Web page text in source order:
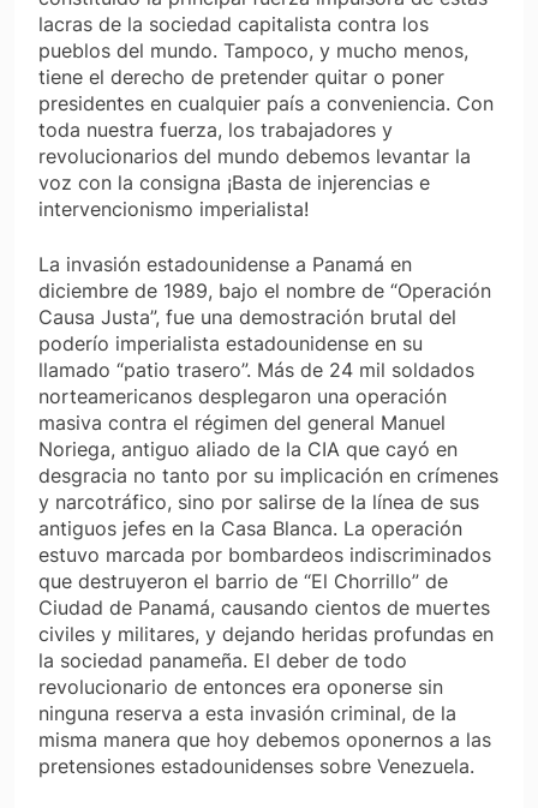
lacras de la sociedad capitalista contra los
pueblos del mundo. Tampoco, y mucho menos,
tiene el derecho de pretender quitar o poner
presidentes en cualquier país a conveniencia. Con
toda nuestra fuerza, los trabajadores y
revolucionarios del mundo debemos levantar la
voz con la consigna ¡Basta de injerencias e
intervencionismo imperialista!
La invasión estadounidense a Panamá en
diciembre de 1989, bajo el nombre de “Operación
Causa Justa”, fue una demostración brutal del
poderío imperialista estadounidense en su
llamado “patio trasero”. Más de 24 mil soldados
norteamericanos desplegaron una operación
masiva contra el régimen del general Manuel
Noriega, antiguo aliado de la CIA que cayó en
desgracia no tanto por su implicación en crímenes
y narcotráfico, sino por salirse de la línea de sus
antiguos jefes en la Casa Blanca. La operación
estuvo marcada por bombardeos indiscriminados
que destruyeron el barrio de “El Chorrillo” de
Ciudad de Panamá, causando cientos de muertes
civiles y militares, y dejando heridas profundas en
la sociedad panameña. El deber de todo
revolucionario de entonces era oponerse sin
ninguna reserva a esta invasión criminal, de la
misma manera que hoy debemos oponernos a las
pretensiones estadounidenses sobre Venezuela.